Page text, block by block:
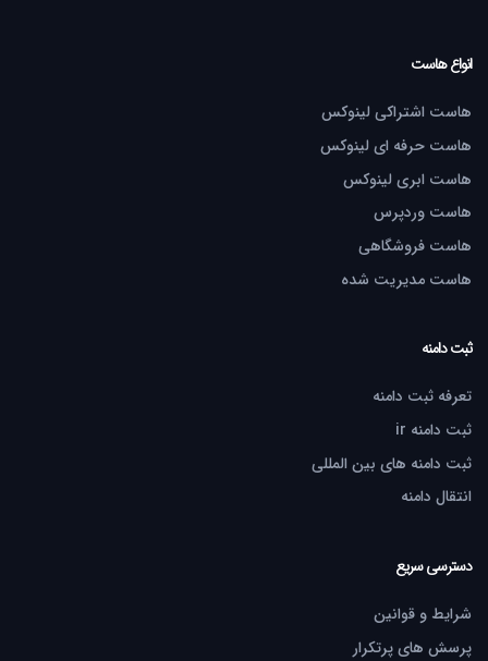
انواع هاست
هاست اشتراکی لینوکس
هاست حرفه ای لینوکس
هاست ابری لینوکس
هاست وردپرس
هاست فروشگاهی
هاست مدیریت شده
ثبت دامنه
تعرفه ثبت دامنه
ثبت دامنه ir
ثبت دامنه های بین المللی
انتقال دامنه
دسترسی سریع
شرایط و قوانین
پرسش های پرتکرار